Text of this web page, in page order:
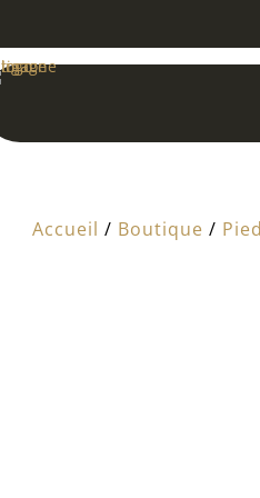
Accueil / Boutique / Pied